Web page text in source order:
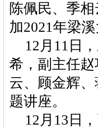
陈佩民、季
加2021年梁
12月11日
希，副主任
云、顾金辉
题讲座。
12月13日